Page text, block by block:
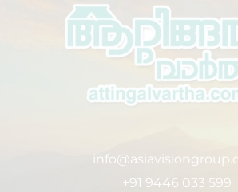
+91 9446 033 599